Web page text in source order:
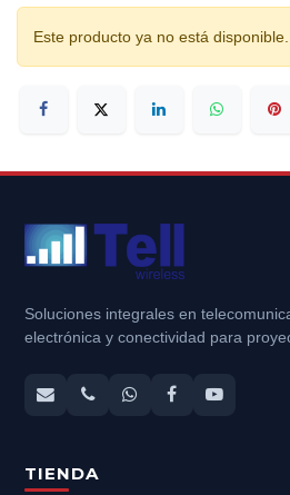
Este producto ya no está disponible.
Soluciones integrales en
electrónica y conectividad para
TIENDA